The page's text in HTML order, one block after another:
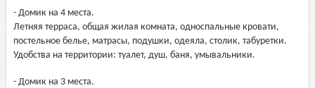
- Домик на 4 места.
Летняя терраса, общая жилая комната, односпальные кровати,
постельное белье, матрасы, подушки, одеяла, столик, табуретки.
Удобства на территории: туалет, душ, баня, умывальники.
- Домик на 3 места.